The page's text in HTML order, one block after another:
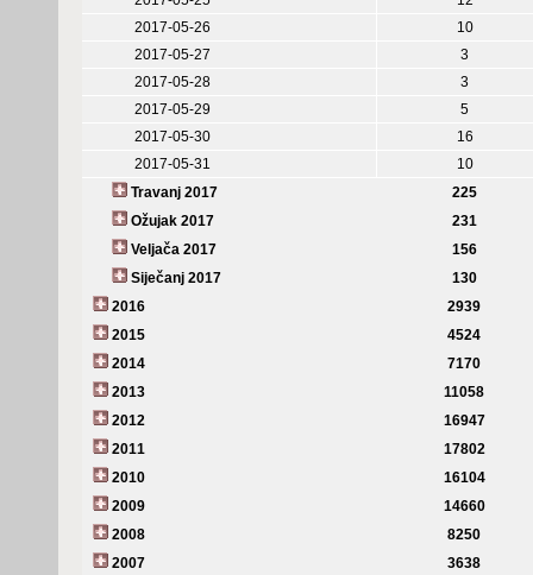
2017-05-26
10
2017-05-27
3
2017-05-28
3
2017-05-29
5
2017-05-30
16
2017-05-31
10
Travanj 2017
225
Ožujak 2017
231
Veljača 2017
156
Siječanj 2017
130
2016
2939
2015
4524
2014
7170
2013
11058
2012
16947
2011
17802
2010
16104
2009
14660
2008
8250
2007
3638